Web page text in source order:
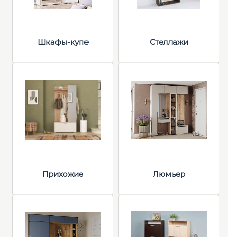
Шкафы-купе Стеллажи
Прихожие Люмьер